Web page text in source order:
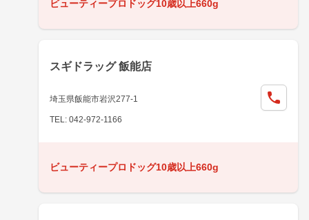
ビューティープロドッグ10歳以上660g
スギドラッグ 飯能店
埼玉県飯能市岩沢277-1
TEL: 042-972-1166
ビューティープロドッグ10歳以上660g